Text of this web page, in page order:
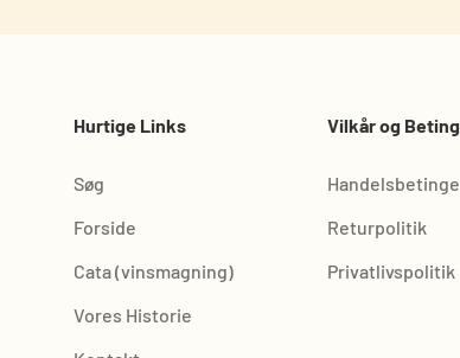
Hurtige Links
Søg
Forside
Cata (vinsmagning)
Vores Historie
Vilkår og
Returpolitik
Privatlivspolitik